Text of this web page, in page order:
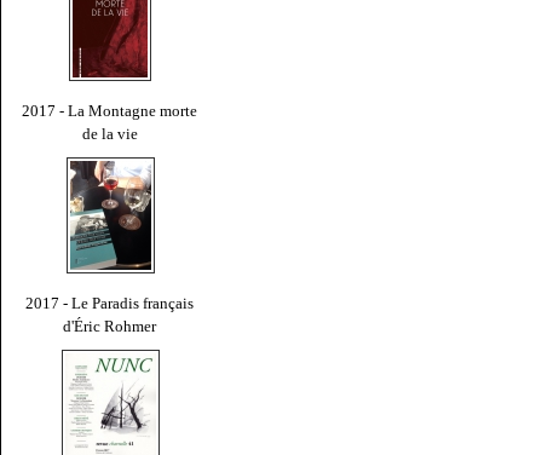
2017 - La Montagne morte
de la vie
2017 - Le Paradis français
d'Éric Rohmer